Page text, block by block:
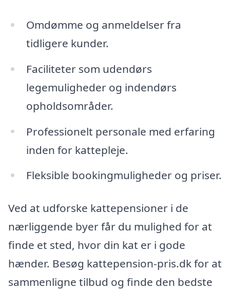
Omdømme og anmeldelser fra
tidligere kunder.
Faciliteter som udendørs
legemuligheder og indendørs
opholdsområder.
Professionelt personale med erfaring
inden for kattepleje.
Fleksible bookingmuligheder og priser.
Ved at udforske kattepensioner i de
nærliggende byer får du mulighed for at
finde et sted, hvor din kat er i gode
hænder. Besøg kattepension-pris.dk for at
sammenligne tilbud og finde den bedste